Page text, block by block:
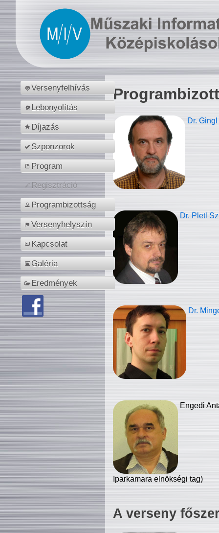
Versenyfelhívás
Lebonyolítás
Díjazás
Szponzorok
Program
Regisztráció
Programbizottság
Versenyhelyszín
Kapcsolat
Galéria
Eredmények
Dr.
Dr. Pletl
Dr.
Engedi
Iparkamara elnökségi tag)
A verseny